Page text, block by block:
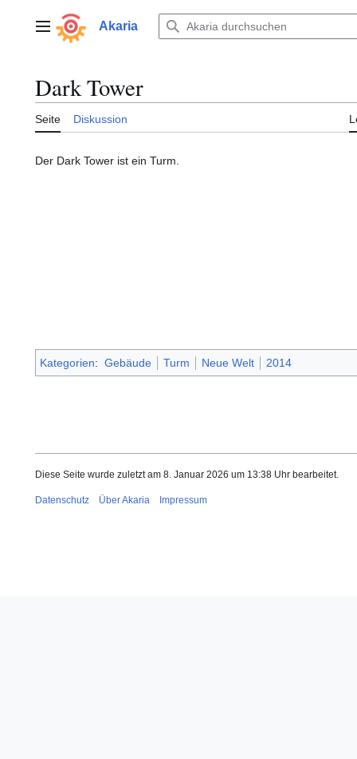
springenHauptmenüAkaria
Dark Tower
Seite Diskussion
Der Dark Tower ist ein Turm.
Kategorien: Gebäude Turm Neue Welt 2014
Diese Seite wurde zuletzt am 8. Januar 2026 um 13:38 Uhr bearbeitet.
Datenschutz Über Akaria Impressum